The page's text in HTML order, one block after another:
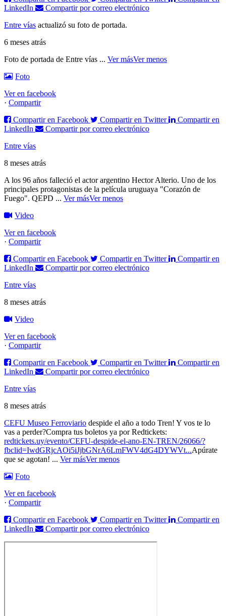
LinkedIn
Compartir por correo electrónico
Entre vías actualizó su foto de portada.
6 meses atrás
Foto de portada de Entre vías ... Ver másVer menos
Foto
Ver en facebook
· Compartir
Compartir en Facebook
Compartir en Twitter
Compartir en
LinkedIn
Compartir por correo electrónico
Entre vías
8 meses atrás
A los 96 años falleció el actor argentino Hector Alterio. Uno de los
principales protagonistas de la película uruguaya "Corazón de
Fuego". QEPD ... Ver másVer menos
Video
Ver en facebook
· Compartir
Compartir en Facebook
Compartir en Twitter
Compartir en
LinkedIn
Compartir por correo electrónico
Entre vías
8 meses atrás
Video
Ver en facebook
· Compartir
Compartir en Facebook
Compartir en Twitter
Compartir en
LinkedIn
Compartir por correo electrónico
Entre vías
8 meses atrás
CEFU Museo Ferroviario despide el año a todo Tren! Y vos te lo
vas a perder?Compra tus boletos ya por Redtickets:
redtickets.uy/evento/CEFU-despide-el-ano-EN-TREN/26066/?
fbclid=IwdGRjcAOi5iJjbGNrA6LmFWV4dG4DYWVt...Apúrate
que se agotan! ... Ver másVer menos
Foto
Ver en facebook
· Compartir
Compartir en Facebook
Compartir en Twitter
Compartir en
LinkedIn
Compartir por correo electrónico